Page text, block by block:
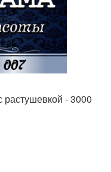
растушевкой - 3000